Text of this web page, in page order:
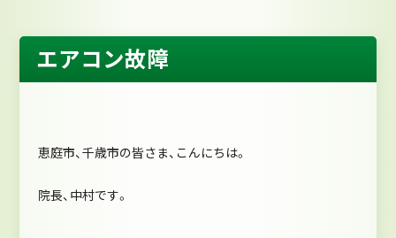
エアコン故障
恵庭市、千歳市の皆さま、こんにちは。
院長、中村です。